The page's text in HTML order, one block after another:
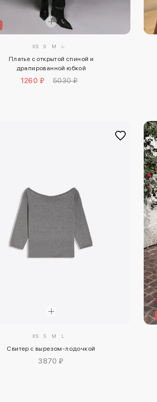
XS S M L
Платье с открытой спиной и
драпированной юбкой
1260 ₽ 5030 ₽
XS S M L
Свитер с вырезом-лодочкой
3870 ₽